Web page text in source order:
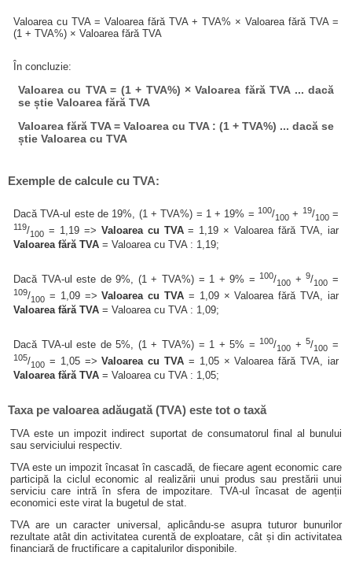
Valoarea cu TVA = Valoarea fără TVA + TVA% × Valoarea fără TVA =
(1 + TVA%) × Valoarea fără TVA
În concluzie:
Valoarea cu TVA = (1 + TVA%) × Valoarea fără TVA ... dacă
se știe Valoarea fără TVA
Valoarea fără TVA = Valoarea cu TVA : (1 + TVA%) ... dacă se
știe Valoarea cu TVA
Exemple de calcule cu TVA:
Dacă TVA-ul este de 19%, (1 + TVA%) = 1 + 19% = 100/100+ 19/100=
119/100 = 1,19 => Valoarea cu TVA= 1,19 × Valoarea fără TVA, iar
Valoarea fără TVA = Valoarea cu TVA : 1,19;
Dacă TVA-ul este de 9%, (1 + TVA%) = 1 + 9% =100/100 +9/100 =
109/100 = 1,09 =>Valoarea cu TVA = 1,09 × Valoarea fără TVA, iar
Valoarea fără TVA = Valoarea cu TVA : 1,09;
Dacă TVA-ul este de 5%, (1 + TVA%) = 1 + 5% =100/100 +5/100 =
105/100 = 1,05 =>Valoarea cu TVA = 1,05 × Valoarea fără TVA, iar
Valoarea fără TVA = Valoarea cu TVA : 1,05;
Taxa pe valoarea adăugată (TVA) este tot o taxă
TVA este un impozit indirect suportat de consumatorul final al bunului
sau serviciului respectiv.
TVA este un impozit încasat în cascadă, de fiecare agent economic care
participă la ciclul economic al realizării unui produs sau prestării unui
serviciu care intră în sfera de impozitare. TVA-ul încasat de agenții
economici este virat la bugetul de stat.
TVA are un caracter universal, aplicându-se asupra tuturor bunurilor
rezultate atât din activitatea curentă de exploatare, cât și din activitatea
financiară de fructificare a capitalurilor disponibile.